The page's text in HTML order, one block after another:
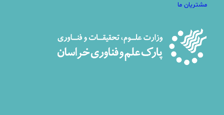
مشتریان ما